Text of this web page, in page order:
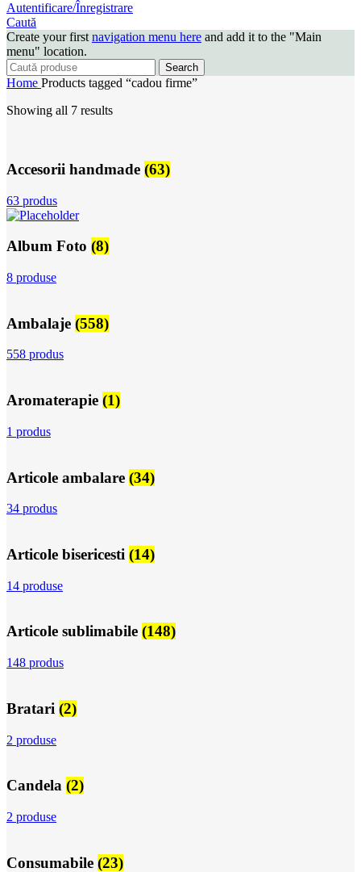
Autentificare/Înregistrare
Caută
Create your first navigation menu here and add it to the "Main
menu" location.
Search
Home Products tagged “cadou firme”
Showing all 7 results
Accesorii handmade (63)
63 produs
Album Foto (8)
8 produse
Ambalaje (558)
558 produs
Aromaterapie (1)
1 produs
Articole ambalare (34)
34 produs
Articole bisericesti (14)
14 produse
Articole sublimabile (148)
148 produs
Bratari (2)
2 produse
Candela (2)
2 produse
Consumabile (23)